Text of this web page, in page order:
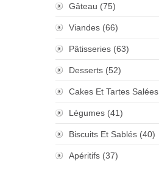
Gâteau (75)
Viandes (66)
Pâtisseries (63)
Desserts (52)
Cakes Et Tartes Salées
Légumes (41)
Biscuits Et Sablés (40)
Apéritifs (37)